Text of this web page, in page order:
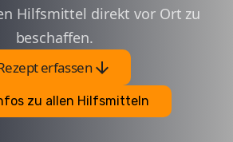
Hilfsmittel direkt vor Ort zu
beschaffen.
erfassenarrow_downward
zu allen Hilfsmitteln